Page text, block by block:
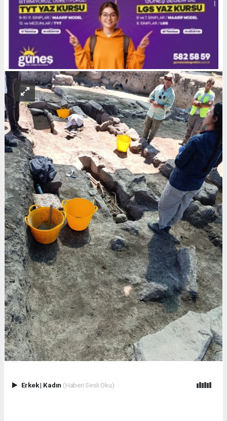
Erkek| Kadın (Haberi Sesli Oku)